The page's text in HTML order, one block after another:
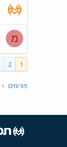
מ
1
2
פורומים